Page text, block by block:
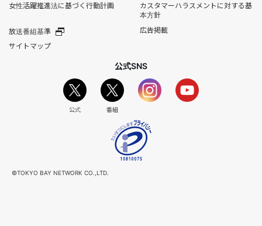
女性活躍推進法に基づく行動計画
カスタマーハラスメントに対する基
本方針
放送番組基準
広告掲載
サイトマップ
公式SNS
公式 番組
©TOKYO BAY NETWORK CO.,LTD.